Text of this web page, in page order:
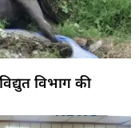
विभाग की